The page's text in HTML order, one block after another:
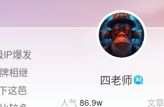
IP爆发
相继
这芭
四老师
人气 86.9w 文章